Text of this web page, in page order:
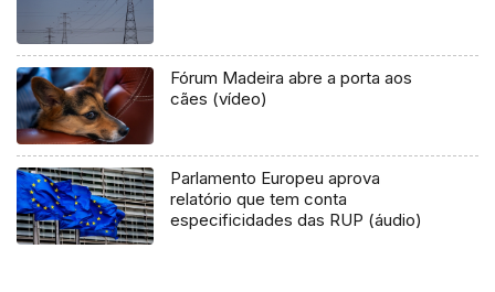
Fórum Madeira abre a porta aos
cães (vídeo)
Parlamento Europeu aprova
relatório que tem conta
especificidades das RUP (áudio)